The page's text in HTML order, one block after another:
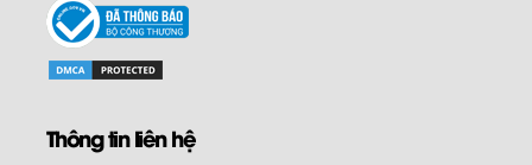
Thông tin liên hệ